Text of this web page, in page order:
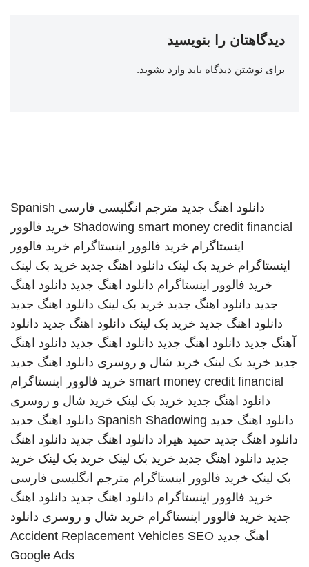
دیدگاهتان را بنویسید
برای نوشتن دیدگاه باید وارد بشوید.
دانلود اهنگ جدید مترجم انگلیسی فارسی Spanish
Shadowing smart money credit financial
خرید فالوور
اینستاگرام خرید فالوور اینستاگرام خرید فالوور
اینستاگرام خرید بک لینک دانلود اهنگ جدید خرید بک لینک
خرید فالوور اینستاگرام دانلود اهنگ جدید دانلود اهنگ
جدید دانلود اهنگ جدید خرید بک لینک دانلود اهنگ جدید
دانلود اهنگ جدید خرید بک لینک دانلود اهنگ جدید دانلود
آهنگ جدید دانلود اهنگ جدید دانلود اهنگ جدید دانلود اهنگ
جدید خرید بک لینک خرید شال و روسری دانلود اهنگ جدید
smart money credit financial خرید فالوور اینستاگرام
دانلود اهنگ جدید خرید بک لینک خرید شال و روسری
دانلود اهنگ جدید Spanish Shadowing دانلود اهنگ جدید
دانلود اهنگ جدید حمید هیراد دانلود اهنگ جدید دانلود اهنگ
جدید دانلود اهنگ جدید خرید بک لینک خرید بک لینک خرید
بک لینک خرید فالوور اینستاگرام مترجم انگلیسی فارسی
خرید فالوور اینستاگرام دانلود اهنگ جدید دانلود اهنگ
جدید خرید فالوور اینستاگرام خرید شال و روسری دانلود
اهنگ جدید
Accident Replacement Vehicles SEO
Google Ads